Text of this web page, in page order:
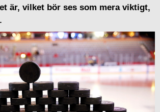
är, vilket bör ses som mera viktigt,